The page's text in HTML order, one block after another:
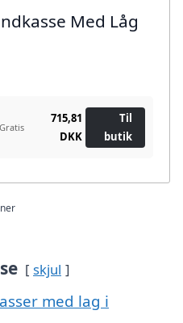
Med Låg
715,81
DKK
Til
butik
skjul
med lag i